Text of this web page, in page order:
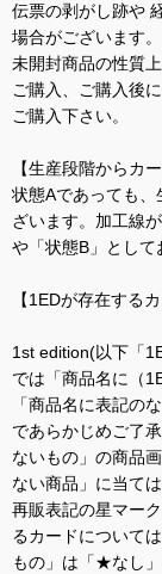
伝票の剥がし跡や
場合がございます。
未開封商品の性質
ご購入、ご購入後
ご購入下さい。
【生産段階からカ
状態Aであっても
ざいます。加工線
や「状態B」として
【1EDが存在する
1st edition(以下「
では「商品名に（
「商品名に表記の
であらかじめご了
ないもの」の商品
ない商品」に当て
再販表記の星マー
るカードについて
もの」は「★なし